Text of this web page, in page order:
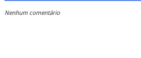
Nenhum comentário